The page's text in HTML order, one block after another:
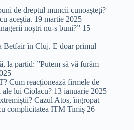
de dreptul muncii cunoașteți?
aceștia. 19 martie 2025
noștri nu-s buni?” 15
Betfair în Cluj. E doar primul
la partid: ”Putem să vă furăm
Cum reacționează firmele de
lui Ciolacu? 13 ianuarie 2025
Cazul Atos, îngropat
complicitatea ITM Timiș 26